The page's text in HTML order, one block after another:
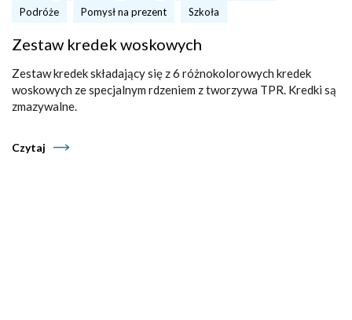
Podróże
Pomysł na prezent Szkoła
Zestaw kredek woskowych
Zestaw kredek składający się z 6 różnokolorowych kredek
woskowych ze specjalnym rdzeniem z tworzywa TPR. Kredki są
zmazywalne.
Czytaj